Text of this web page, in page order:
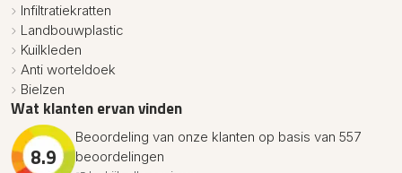
Infiltratiekratten
Landbouwplastic
Kuilkleden
Anti worteldoek
Bielzen
Wat klanten ervan vinden
8.9
Beoordeling van onze klanten op basis van 557
beoordelingen